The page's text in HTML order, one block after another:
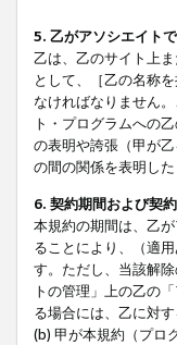
5. 乙がアソシエイト
乙は、乙のサイト上
として、［乙の名称
なければなりません
ト・プログラムへの
の表明や誇張（甲が
の間の関係を表明し
6. 契約期間および契
本規約の期間は、乙
ることにより、（適
す。ただし、当該解
トの管理」上の乙の
る場合には、乙に対
(b) 甲が本規約（プロ